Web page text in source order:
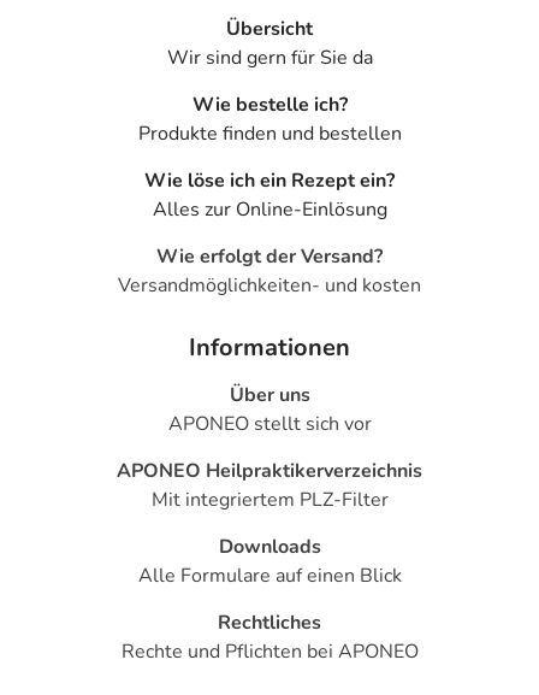
Übersicht
Wir sind gern für Sie da
Wie bestelle ich?
Produkte finden und bestellen
Wie löse ich ein Rezept ein?
Alles zur Online-Einlösung
Wie erfolgt der Versand?
Versandmöglichkeiten- und kosten
Informationen
Über uns
APONEO stellt sich vor
APONEO Heilpraktikerverzeichnis
Mit integriertem PLZ-Filter
Downloads
Alle Formulare auf einen Blick
Rechtliches
Rechte und Pflichten bei APONEO